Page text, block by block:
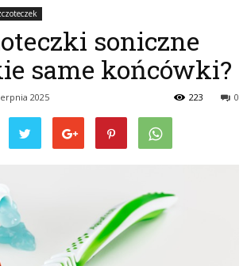
soniczne
same końcówki?
2025 0
223